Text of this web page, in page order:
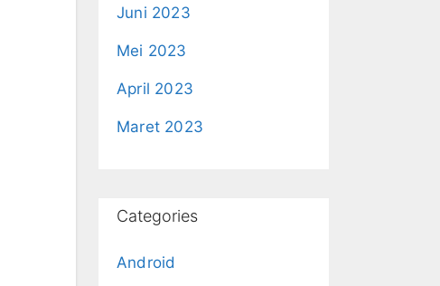
Juni 2023
Mei 2023
April 2023
Maret 2023
Categories
Android